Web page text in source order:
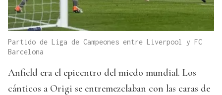
Partido de Liga de Campeones entre Liverpool y FC
Barcelona
Anfield era el epicentro del miedo mundial. Los
cánticos a Origi se entremezclaban con las caras de